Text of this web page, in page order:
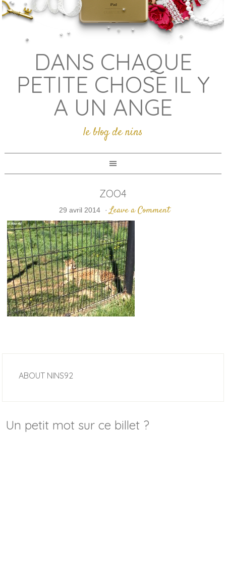
DANS CHAQUE
PETITE CHOSE IL Y
A UN ANGE
le blog de nins
ZOO4
29 avril 2014 · Leave a Comment
ABOUT NINS92
Un petit mot sur ce billet ?